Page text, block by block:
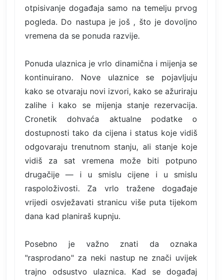
otpisivanje događaja samo na temelju prvog
pogleda. Do nastupa je još , što je dovoljno
vremena da se ponuda razvije.
Ponuda ulaznica je vrlo dinamična i mijenja se
kontinuirano. Nove ulaznice se pojavljuju
kako se otvaraju novi izvori, kako se ažuriraju
zalihe i kako se mijenja stanje rezervacija.
Cronetik dohvaća aktualne podatke o
dostupnosti tako da cijena i status koje vidiš
odgovaraju trenutnom stanju, ali stanje koje
vidiš za sat vremena može biti potpuno
drugačije — i u smislu cijene i u smislu
raspoloživosti. Za vrlo tražene događaje
vrijedi osvježavati stranicu više puta tijekom
dana kad planiraš kupnju.
Posebno je važno znati da oznaka
"rasprodano" za neki nastup ne znači uvijek
trajno odsustvo ulaznica. Kad se događaj